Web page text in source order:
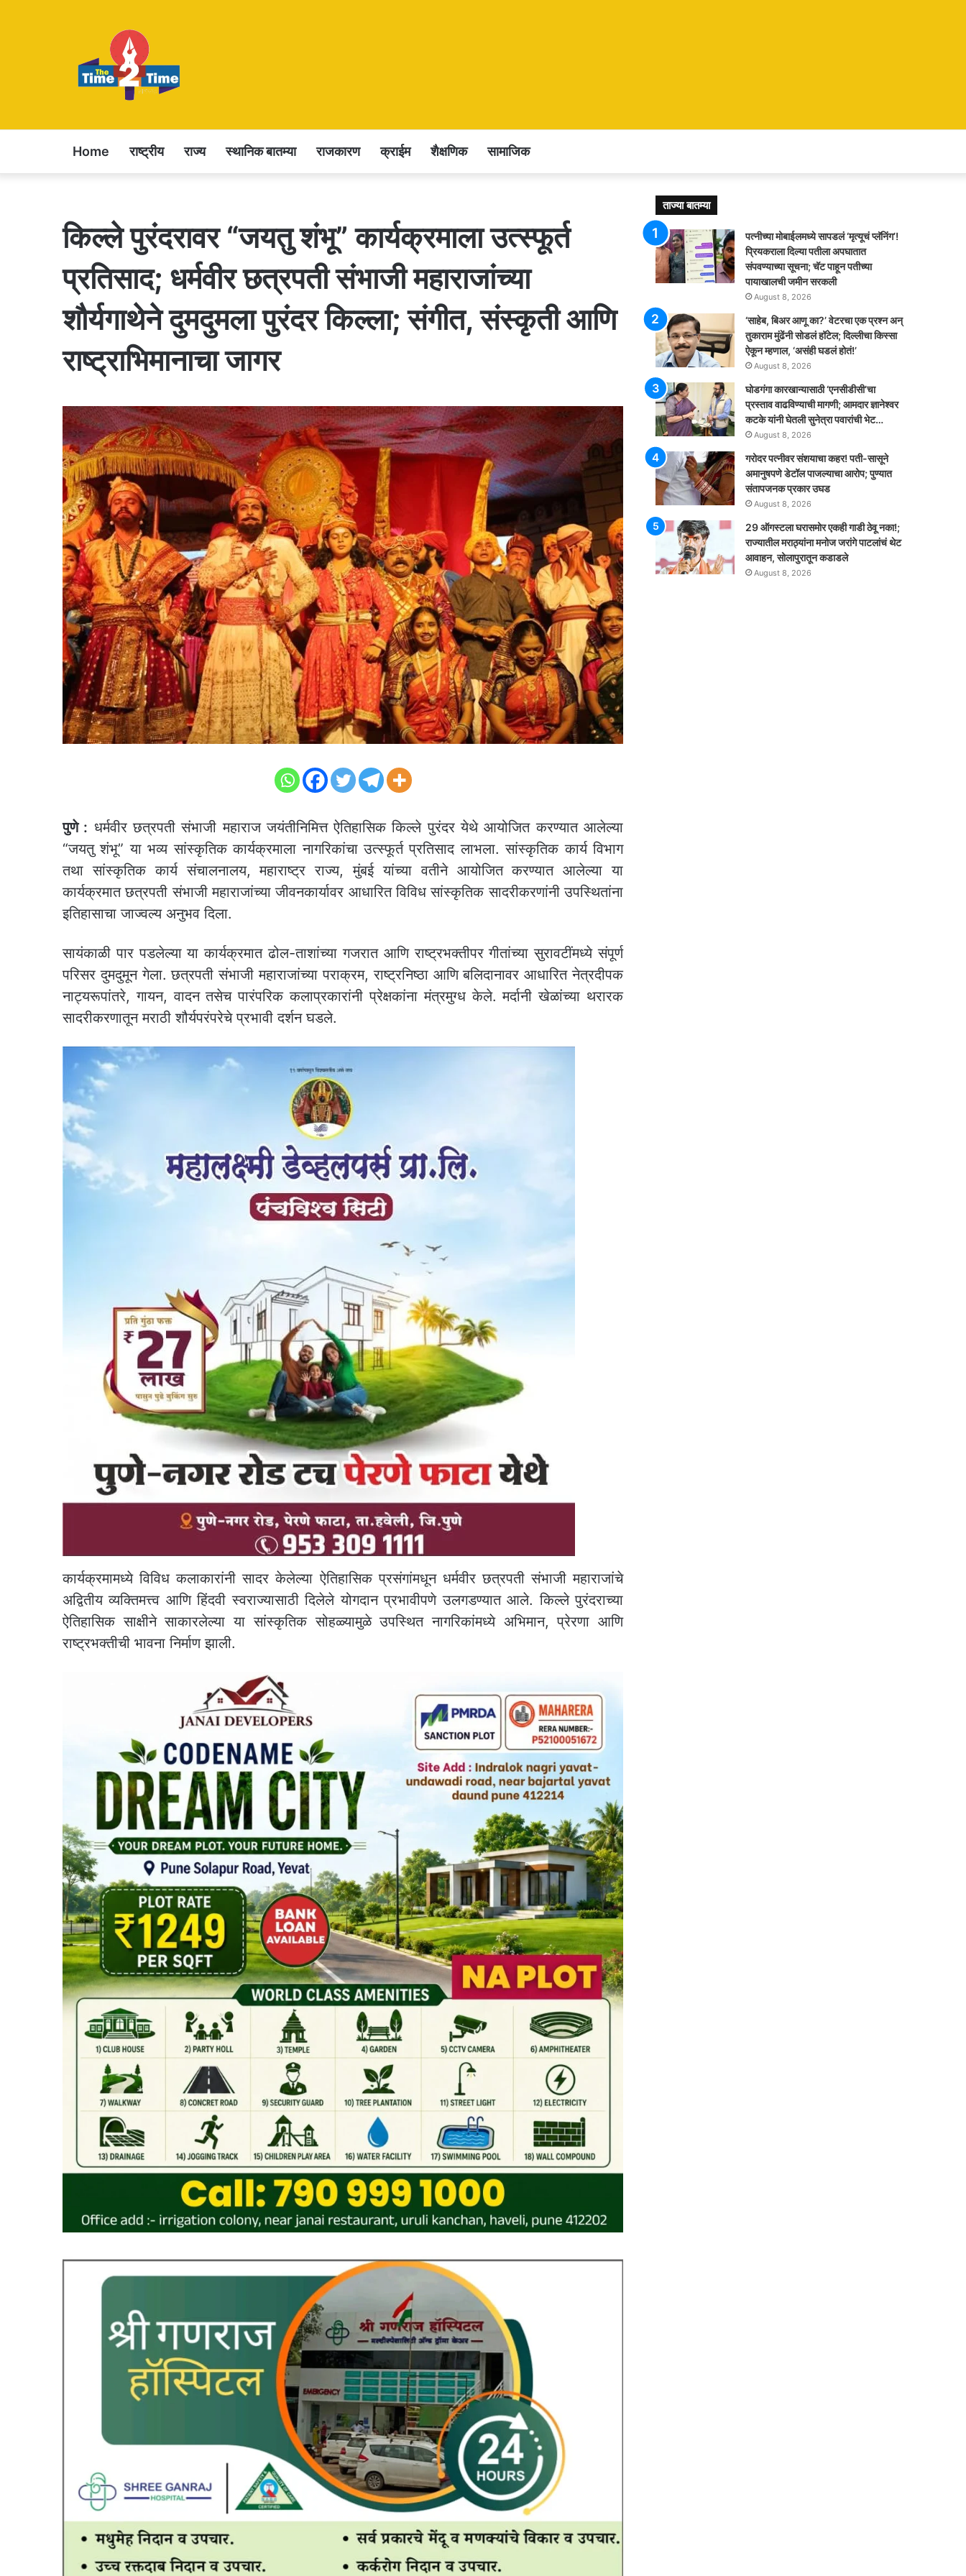
Home राष्ट्रीय राज्य स्थानिक बातम्या राजकारण क्राईम शैक्षणिक सामाजिक
किल्ले पुरंदरावर “जयतु शंभू” कार्यक्रमाला उत्स्फूर्त
प्रतिसाद; धर्मवीर छत्रपती संभाजी महाराजांच्या
शौर्यगाथेने दुमदुमला पुरंदर किल्ला; संगीत, संस्कृती आणि
राष्ट्राभिमानाचा जागर
पुणे : धर्मवीर छत्रपती संभाजी महाराज जयंतीनिमित्त ऐतिहासिक किल्ले पुरंदर येथे आयोजित करण्यात आलेल्या
“जयतु शंभू” या भव्य सांस्कृतिक कार्यक्रमाला नागरिकांचा उत्स्फूर्त प्रतिसाद लाभला. सांस्कृतिक कार्य विभाग
तथा सांस्कृतिक कार्य संचालनालय, महाराष्ट्र राज्य, मुंबई यांच्या वतीने आयोजित करण्यात आलेल्या या
कार्यक्रमात छत्रपती संभाजी महाराजांच्या जीवनकार्यावर आधारित विविध सांस्कृतिक सादरीकरणांनी उपस्थितांना
इतिहासाचा जाज्वल्य अनुभव दिला.
सायंकाळी पार पडलेल्या या कार्यक्रमात ढोल-ताशांच्या गजरात आणि राष्ट्रभक्तीपर गीतांच्या सुरावटींमध्ये संपूर्ण
परिसर दुमदुमून गेला. छत्रपती संभाजी महाराजांच्या पराक्रम, राष्ट्रनिष्ठा आणि बलिदानावर आधारित नेत्रदीपक
नाट्यरूपांतरे, गायन, वादन तसेच पारंपरिक कलाप्रकारांनी प्रेक्षकांना मंत्रमुग्ध केले. मर्दानी खेळांच्या थरारक
सादरीकरणातून मराठी शौर्यपरंपरेचे प्रभावी दर्शन घडले.
कार्यक्रमामध्ये विविध कलाकारांनी सादर केलेल्या ऐतिहासिक प्रसंगांमधून धर्मवीर छत्रपती संभाजी महाराजांचे
अद्वितीय व्यक्तिमत्त्व आणि हिंदवी स्वराज्यासाठी दिलेले योगदान प्रभावीपणे उलगडण्यात आले. किल्ले पुरंदराच्या
ऐतिहासिक साक्षीने साकारलेल्या या सांस्कृतिक सोहळ्यामुळे उपस्थित नागरिकांमध्ये अभिमान, प्रेरणा आणि
राष्ट्रभक्तीची भावना निर्माण झाली.
ताज्या बातम्या
पत्नीच्या मोबाईलमध्ये सापडलं ‘मृत्यूचं प्लॅनिंग’!
प्रियकराला दिल्या पतीला अपघातात
संपवण्याच्या सूचना; चॅट पाहून पतीच्या
पायाखालची जमीन सरकली
August 8, 2026
‘साहेब, बिअर आणू का?’ वेटरचा एक प्रश्न अन्
तुकाराम मुंढेंनी सोडलं हॉटेल; दिल्लीचा किस्सा
ऐकून म्हणाल, ‘असंही घडलं होतं!’
August 8, 2026
घोडगंगा कारखान्यासाठी ‘एनसीडीसी’चा
प्रस्ताव वाढविण्याची मागणी; आमदार ज्ञानेश्वर
कटके यांनी घेतली सुनेत्रा पवारांची भेट…
August 8, 2026
गरोदर पत्नीवर संशयाचा कहर! पती-सासूने
अमानुषपणे डेटॉल पाजल्याचा आरोप; पुण्यात
संतापजनक प्रकार उघड
August 8, 2026
29 ऑगस्टला घरासमोर एकही गाडी ठेवू नका!;
राज्यातील मराठ्यांना मनोज जरांगे पाटलांचं थेट
आवाहन, सोलापुरातून कडाडले
August 8, 2026